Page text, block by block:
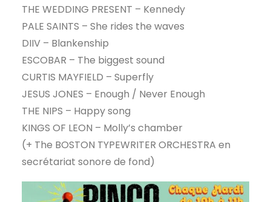
THE WEDDING PRESENT – Kennedy
PALE SAINTS – She rides the waves
DIIV – Blankenship
ESCOBAR – The biggest sound
CURTIS MAYFIELD – Superfly
JESUS JONES – Enough / Never Enough
THE NIPS – Happy song
KINGS OF LEON – Molly’s chamber
(+ The BOSTON TYPEWRITER ORCHESTRA en
secrétariat sonore de fond)